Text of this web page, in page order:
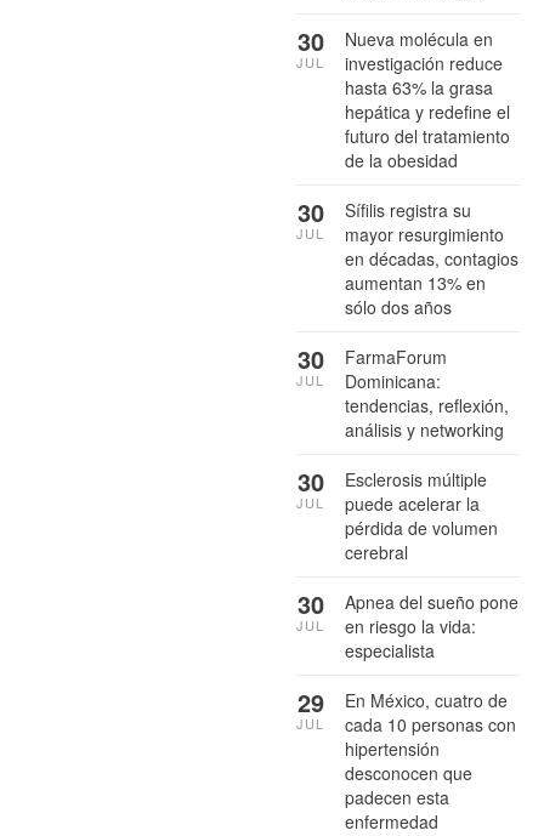
Nueva molécula en
investigación reduce
hasta 63% la grasa
hepática y redefine el
futuro del tratamiento
de la obesidad
30
JUL
Sífilis registra su
mayor resurgimiento
en décadas, contagios
aumentan 13% en
sólo dos años
30
JUL
FarmaForum
Dominicana:
tendencias, reflexión,
análisis y networking
30
JUL
Esclerosis múltiple
puede acelerar la
pérdida de volumen
cerebral
30
JUL
Apnea del sueño pone
en riesgo la vida:
especialista
30
JUL
En México, cuatro de
cada 10 personas con
hipertensión
desconocen que
padecen esta
enfermedad
29
JUL